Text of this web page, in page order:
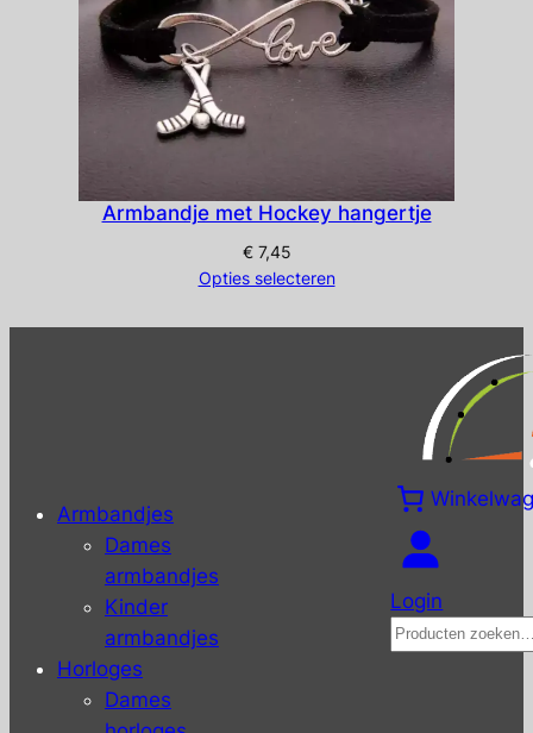
Armbandje met Hockey hangertje
€7,45
Opties selecteren
Armbandjes
Dames
armbandjes
Kinder
armbandjes
Horloges
Dames
Login
Zoeken